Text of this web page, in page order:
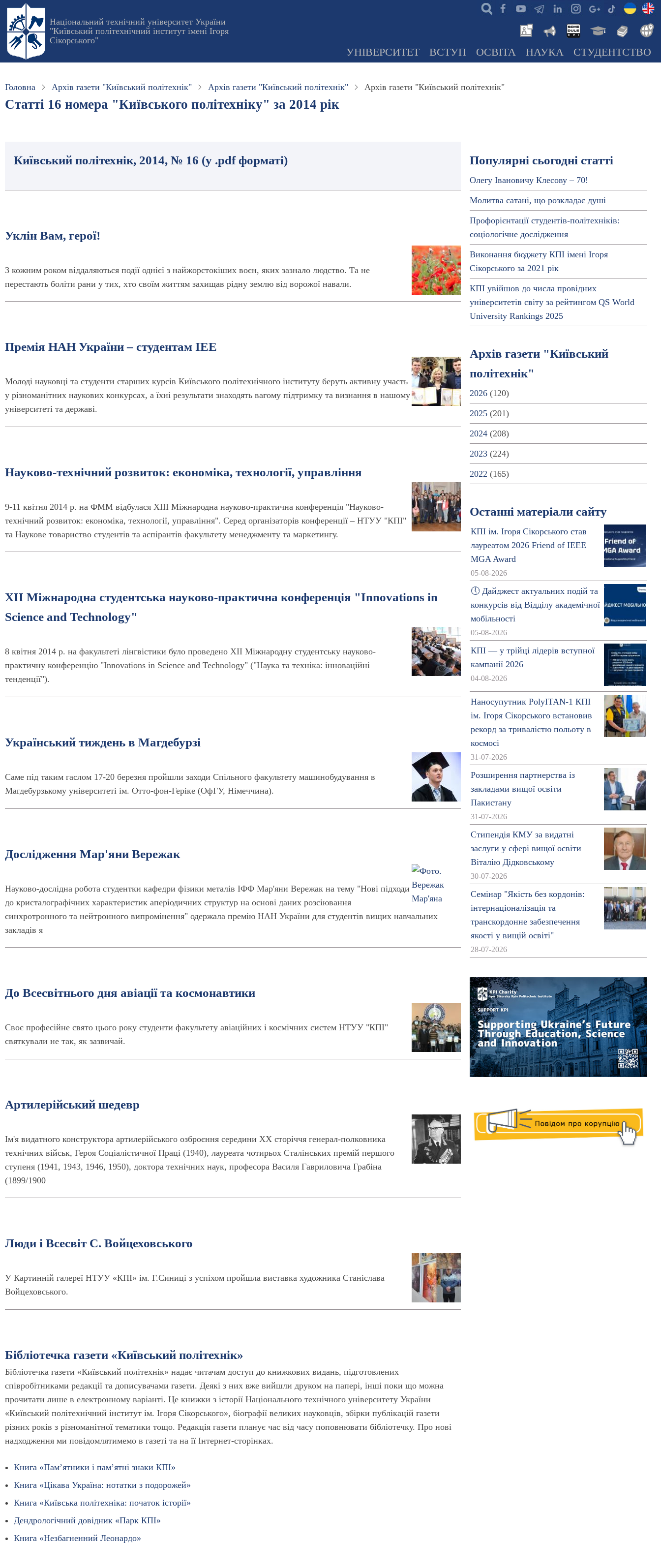
Перейти
основного
вмісту
Національний технічний університет України
"Київський політехнічний інститут імені Ігоря
Сікорського"
УНІВЕРСИТЕТ ВСТУП ОСВІТА НАУКА СТУДЕНТСТВО
Головна Архів газети "Київський політехнік" Архів газети "Київський політехнік" Архів газети "Київський політехнік"
Статті 16 номера "Київського політехніку" за 2014 рік
Київський політехнік, 2014, № 16 (у .pdf форматі)
Уклін Вам, герої!
З кожним роком віддаляються події однієї з найжорстокіших воєн, яких зазнало людство. Та не
перестають боліти рани у тих, хто своїм життям захищав рідну землю від ворожої навали.
Премія НАН України – студентам ІЕЕ
Молоді науковці та студенти старших курсів Київського політехнічного інституту беруть активну участь
у різноманітних наукових конкурсах, а їхні результати знаходять вагому підтримку та визнання в нашому
університеті та державі.
Науково-технічний розвиток: економіка, технології, управління
9-11 квітня 2014 р. на ФММ відбулася ХІІІ Міжнародна науково-практична конференція "Науково-
технічний розвиток: економіка, технології, управління". Серед організаторів конференції – НТУУ "КПІ"
та Наукове товариство студентів та аспірантів факультету менеджменту та маркетингу.
ХІI Міжнародна студентська науково-практична конференція "Innovations in
Science and Technology"
8 квітня 2014 р. на факультеті лінгвістики було проведено ХІI Міжнародну студентську науково-
практичну конференцію "Innovations in Science and Technology" ("Наука та техніка: інноваційні
тенденції").
Український тиждень в Магдебурзі
Саме під таким гаслом 17-20 березня пройшли заходи Спільного факультету машинобудування в
Магдебурзькому університеті ім. Отто-фон-Геріке (ОфГУ, Німеччина).
Дослідження Мар'яни Вережак
Науково-дослідна робота студентки кафедри фізики металів ІФФ Мар'яни Вережак на тему "Нові підходи
до кристалографічних характеристик аперіодичних структур на основі даних розсіювання
синхротронного та нейтронного випромінення" одержала премію НАН України для студентів вищих навчальних
закладів я
До Всесвітнього дня авіації та космонавтики
Своє професійне свято цього року студенти факультету авіаційних і космічних систем НТУУ "КПІ"
святкували не так, як зазвичай.
Артилерійський шедевр
Ім'я видатного конструктора артилерійського озброєння середини ХХ сторіччя генерал-полковника
технічних військ, Героя Соціалістичної Праці (1940), лауреата чотирьох Сталінських премій першого
ступеня (1941, 1943, 1946, 1950), доктора технічних наук, професора Василя Гавриловича Грабіна
(1899/1900
Люди і Всесвіт С. Войцеховського
У Картинній галереї НТУУ «КПІ» ім. Г.Синиці з успіхом пройшла виставка художника Станіслава
Войцеховського.
Бібліотечка газети «Київський політехнік»
Бібліотечка газети «Київський політехнік» надає читачам доступ до книжкових видань, підготовлених
співробітниками редакції та дописувачами газети. Деякі з них вже вийшли друком на папері, інші поки що можна
прочитати лише в електронному варіанті. Це книжки з історії Національного технічного університету України
«Київський політехнічний інститут ім. Ігоря Сікорського», біографії великих науковців, збірки публікацій газети
різних років з різноманітної тематики тощо. Редакція газети планує час від часу поповнювати бібліотечку. Про нові
надходження ми повідомлятимемо в газеті та на її Інтернет-сторінках.
Книга «Пам’ятники і пам’ятні знаки КПІ»
Книга «Цікава Україна: нотатки з подорожей»
Книга «Київська політехніка: початок історії»
Дендрологічний довідник «Парк КПІ»
Книга «Незбагненний Леонардо»
Популярні сьогодні статті
Олегу Івановичу Клесову – 70!
Молитва сатані, що розкладає душі
Профорієнтації студентів-політехніків:
соціологічне дослідження
Виконання бюджету КПІ імені Ігоря
Сікорського за 2021 рік
КПІ увійшов до числа провідних
університетів світу за рейтингом QS World
University Rankings 2025
Архів газети "Київський
політехнік"
2026(120)
2025(201)
2024(208)
2023(224)
2022 (165)
Останні матеріали сайту
КПІ ім. Ігоря Сікорського став
лауреатом 2026 Friend of IEEE
MGA Award
05-08-2026
🕔 Дайджест актуальних подій та
конкурсів від Відділу академічної
мобільності
05-08-2026
КПІ — у трійці лідерів вступної
кампанії 2026
04-08-2026
Наносупутник PolyITAN-1 КПІ
ім. Ігоря Сікорського встановив
рекорд за тривалістю польоту в
космосі
31-07-2026
Розширення партнерства із
закладами вищої освіти
Пакистану
31-07-2026
Стипендія КМУ за видатні
заслуги у сфері вищої освіти
Віталію Дідковському
30-07-2026
Семінар "Якість без кордонів:
інтернаціоналізація та
транскордонне забезпечення
якості у вищій освіті"
28-07-2026